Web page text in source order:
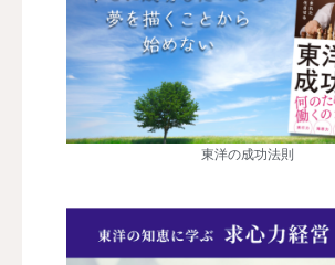
東洋の成功法則